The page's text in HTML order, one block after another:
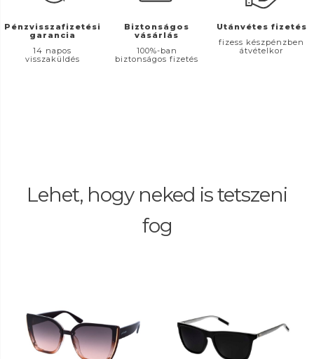
Pénzvisszafizetési
garancia
14 napos
visszaküldés
Biztonságos
vásárlás
100%-ban
biztonságos fizetés
Utánvétes fizetés
fizess készpénzben
átvételkor
Lehet, hogy neked is tetszeni
fog